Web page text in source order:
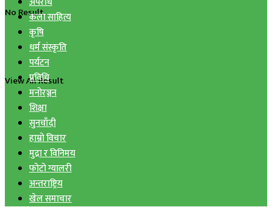
No Result
View All Result
कला साहित्य
कृषि
धर्म संस्कृति
पर्यटन
प्रविधि
मनोरञ्जन
शिक्षा
सुनचाँदी
हाम्रो विचार
मुद्रा र विनिमय
फोटो ग्यालरी
अन्तराष्ट्रिय
खेल समाचार